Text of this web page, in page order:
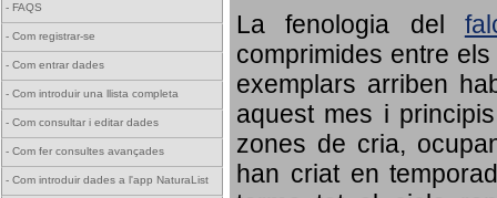
- FAQS
- Com registrar-se
- Com entrar dades
- Com introduir una llista completa
- Com consultar i editar dades
- Com fer consultes avançades
- Com introduir dades a l'app NaturaList
La fenologia del
comprimides entre
exemplars arriben
aquest mes i
zones de cria,
han criat en